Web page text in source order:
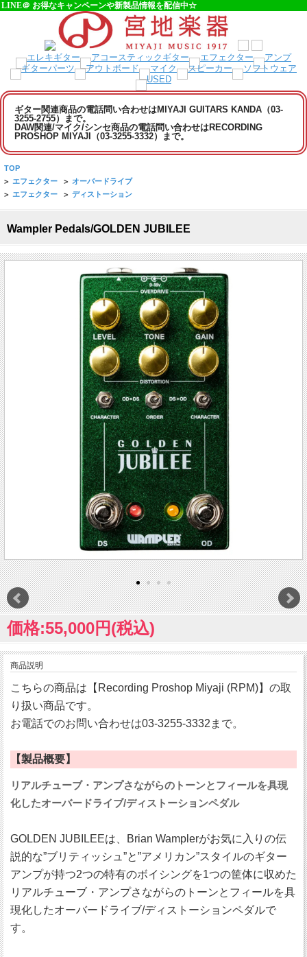
LINE＠ お得なキャンペーンや新製品情報を配信中☆
ギター関連商品の電話問い合わせはMIYAJI GUITARS KANDA（03-
3255-2755）まで。
DAW関連/マイク/シンセ商品の電話問い合わせはRECORDING
PROSHOP MIYAJI（03-3255-3332）まで。
TOP
> エフェクター > オーバードライブ
> エフェクター > ディストーション
Wampler Pedals/GOLDEN JUBILEE
価格:55,000円(税込)
商品説明
こちらの商品は【Recording Proshop Miyaji (RPM)】の取
り扱い商品です。
お電話でのお問い合わせは03-3255-3332まで。
【製品概要】
リアルチューブ・アンプさながらのトーンとフィールを具現
化したオーバードライブ/ディストーションペダル
GOLDEN JUBILEEは、Brian Wamplerがお気に入りの伝
説的な”ブリティッシュ”と”アメリカン”スタイルのギター
アンプが持つ2つの特有のボイシングを1つの筐体に収めた
リアルチューブ・アンプさながらのトーンとフィールを具
現化したオーバードライブ/ディストーションペダルで
す。